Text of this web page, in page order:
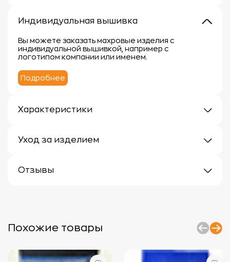
Индивидуальная вышивка
Вы можете заказать махровые изделия с
индивидуальной вышивкой, например с
логотипом компании или именем.
Подробнее
Характеристики
Материал: 100% хлопок
Уход за изделием
чтобы сохранить их мягкость, впитывающие
без моющего средства.
- Стирать изделия отдельно от вещей с
избежать зацепок.
- Используйте мягкие моющие средства,
Отзывы
Похожие товары